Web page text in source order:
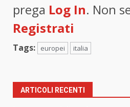
prega Log In. Non
Registrati
Tags: europei italia
ARTICOLI RECENTI